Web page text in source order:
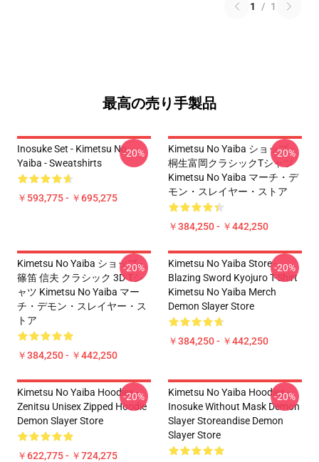
1 / 1
最高の売り手製品
Inosuke Set - Kimetsu No
Yaiba - Sweatshirts
￥593,775 - ￥695,275
-20%
Kimetsu No Yaiba ショップ -
桐生富岡クラシックTシャツ
Kimetsu No Yaiba マーチ・デ
モン・スレイヤー・ストア
￥384,250 - ￥442,250
-20%
Kimetsu No Yaiba ショップ -
篠笛 信夫 クラシック 3D Tシ
ャツ Kimetsu No Yaiba マー
チ・デモン・スレイヤー・ス
トア
￥384,250 - ￥442,250
-20%
Kimetsu No Yaiba Store -
Blazing Sword Kyojuro T-Shirt
Kimetsu No Yaiba Merch
Demon Slayer Store
￥384,250 - ￥442,250
-20%
Kimetsu No Yaiba Hoodies -
Zenitsu Unisex Zipped Hoodie
Demon Slayer Store
￥622,775 - ￥724,275
-20%
Kimetsu No Yaiba Hoodies -
Inosuke Without Mask Demon
Slayer Storeandise Demon
Slayer Store
-20%